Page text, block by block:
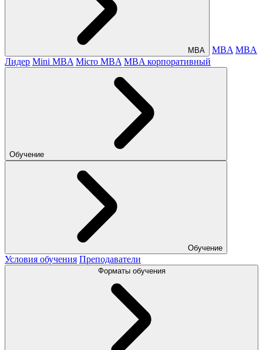
МВА MBA MBA
Лидер Mini MBA Micro MBA MBA корпоративный
Обучение
Обучение
Условия обучения Преподаватели
Форматы обучения